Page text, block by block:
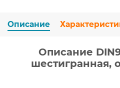
Описание
Описание
шестигранная,